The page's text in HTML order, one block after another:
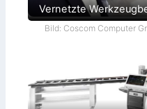
Vernetzte
Bild: Coscom Computer